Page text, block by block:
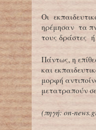
Οι
ηρέμησαν τα
τους δράστες
Πάντως, η
και
μορφή
μετατραπούν
(πηγή: on-